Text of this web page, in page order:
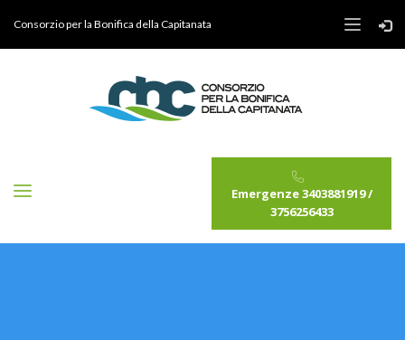
Consorzio per la Bonifica della Capitanata
Emergenze 3403881919 /
3756256433